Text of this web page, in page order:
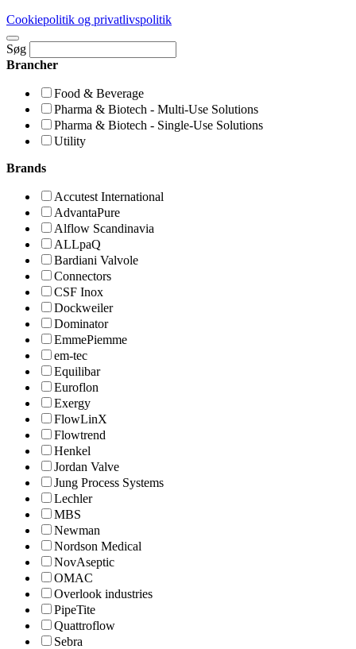
Cookiepolitik og privatlivspolitik
Søg
Brancher
Food & Beverage
Pharma & Biotech - Multi-Use Solutions
Pharma & Biotech - Single-Use Solutions
Utility
Brands
Accutest International
AdvantaPure
Alflow Scandinavia
ALLpaQ
Bardiani Valvole
Connectors
CSF Inox
Dockweiler
Dominator
EmmePiemme
em-tec
Equilibar
Euroflon
Exergy
FlowLinX
Flowtrend
Henkel
Jordan Valve
Jung Process Systems
Lechler
MBS
Newman
Nordson Medical
NovAseptic
OMAC
Overlook industries
PipeTite
Quattroflow
Sebra